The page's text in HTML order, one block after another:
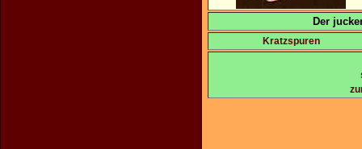
Der
Kratzspuren